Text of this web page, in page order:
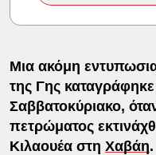
Μια ακόμη
της Γης καταγράφηκε
Σαββατοκύριακο,
πετρώματος
Κιλαουέα στη Χαβάη.